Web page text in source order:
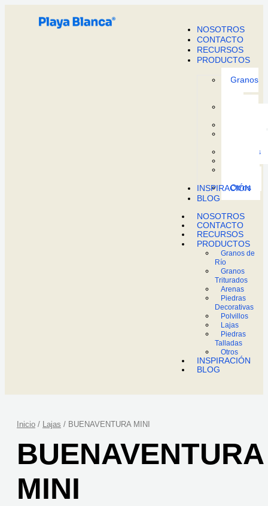
contenido
NOSOTROS
CONTACTO
RECURSOS
PRODUCTOS
Granos
Polvillos
Otros
INSPIRACIÓN
BLOG
NOSOTROS
CONTACTO
RECURSOS
PRODUCTOS
Granos de
Río
Granos
Triturados
Arenas
Piedras
Decorativas
Polvillos
Lajas
Piedras
Talladas
Otros
INSPIRACIÓN
BLOG
Inicio / Lajas / BUENAVENTURA MINI
BUENAVENTURA
MINI